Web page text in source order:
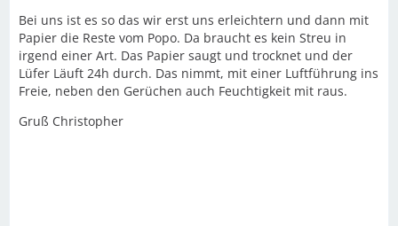
Bei uns ist es so das wir erst uns erleichtern und dann mit
Papier die Reste vom Popo. Da braucht es kein Streu in
irgend einer Art. Das Papier saugt und trocknet und der
Lüfer Läuft 24h durch. Das nimmt, mit einer Luftführung ins
Freie, neben den Gerüchen auch Feuchtigkeit mit raus.
Gruß Christopher